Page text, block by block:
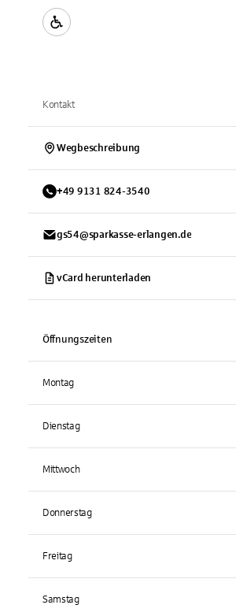
Kontakt
Wegbeschreibung
+49 9131 824-3540
gs54@sparkasse-erlangen.de
vCard herunterladen
Öffnungszeiten
Montag
Dienstag
Mittwoch
Donnerstag
Freitag
Samstag